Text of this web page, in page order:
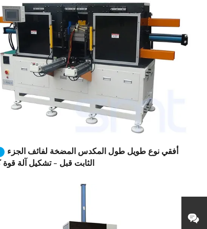
أفقي نوع طويل طول المكدس المضخة لفائف الجزء
الثابت قبل - تشكيل آلة قوة